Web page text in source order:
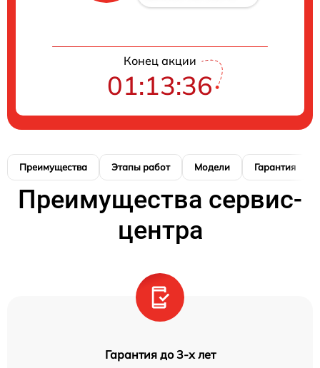
Конец акции
01:13:35
Преимущества Этапы работ Модели Гарантия
Преимущества сервис-
центра
Гарантия до 3-х лет